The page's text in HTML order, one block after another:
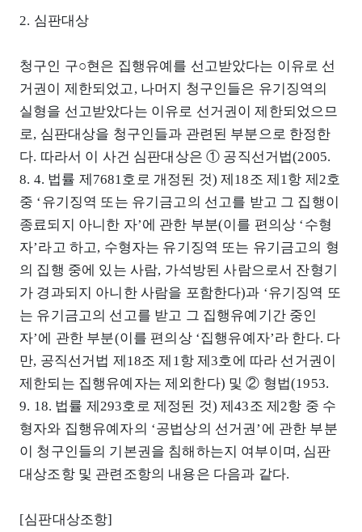
2. 심판대상
청구인 구○현은 집행유예를 선고받았다는 이유로 선
거권이 제한되었고, 나머지 청구인들은 유기징역의
실형을 선고받았다는 이유로 선거권이 제한되었으므
로, 심판대상을 청구인들과 관련된 부분으로 한정한
다. 따라서 이 사건 심판대상은 ① 공직선거법(2005.
8. 4. 법률 제7681호로 개정된 것) 제18조 제1항 제2호
중 ‘유기징역 또는 유기금고의 선고를 받고 그 집행이
종료되지 아니한 자’에 관한 부분(이를 편의상 ‘수형
자’라고 하고, 수형자는 유기징역 또는 유기금고의 형
의 집행 중에 있는 사람, 가석방된 사람으로서 잔형기
가 경과되지 아니한 사람을 포함한다)과 ‘유기징역 또
는 유기금고의 선고를 받고 그 집행유예기간 중인
자’에 관한 부분(이를 편의상 ‘집행유예자’라 한다. 다
만, 공직선거법 제18조 제1항 제3호에 따라 선거권이
제한되는 집행유예자는 제외한다) 및 ② 형법(1953.
9. 18. 법률 제293호로 제정된 것) 제43조 제2항 중 수
형자와 집행유예자의 ‘공법상의 선거권’에 관한 부분
이 청구인들의 기본권을 침해하는지 여부이며, 심판
대상조항 및 관련조항의 내용은 다음과 같다.
[심판대상조항]